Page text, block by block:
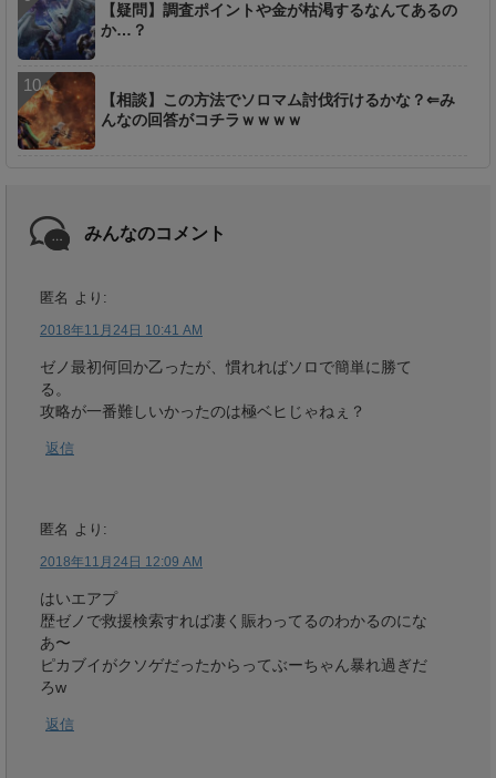
【疑問】調査ポイントや金が枯渇するなんてあるの
か…？
【相談】この方法でソロマム討伐行けるかな？⇐み
んなの回答がコチラｗｗｗｗ
みんなのコメント
匿名 より:
2018年11月24日 10:41 AM
ゼノ最初何回か乙ったが、慣れればソロで簡単に勝て
る。
攻略が一番難しいかったのは極ベヒじゃねぇ？
返信
匿名 より:
2018年11月24日 12:09 AM
はいエアプ
歴ゼノで救援検索すれば凄く賑わってるのわかるのにな
あ〜
ピカブイがクソゲだったからってぶーちゃん暴れ過ぎだ
ろw
返信